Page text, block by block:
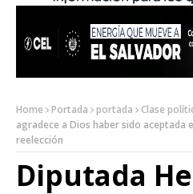
Home Portada portada Clase
agradece a Dios haber sido aceptada
reelección
Diputada